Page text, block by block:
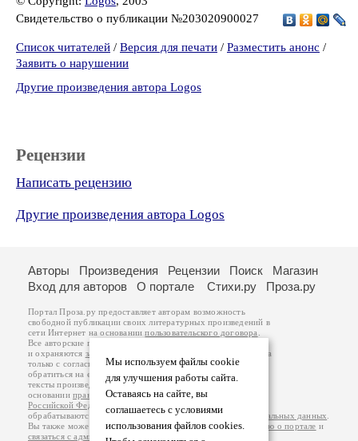
Свидетельство о публикации №203020900027
Список читателей / Версия для печати / Разместить анонс /
Заявить о нарушении
Другие произведения автора Logos
Рецензии
Написать рецензию
Другие произведения автора Logos
Мы используем файлы cookie
для улучшения работы сайта.
Оставаясь на сайте, вы
соглашаетесь с условиями
использования файлов cookies.
Авторы Произведения Рецензии Поиск
Магазин
Вход для авторов
О портале Стихи.ру Проза.ру
Портал Проза.ру предоставляет авторам возможность
свободной публикации своих литературных произведений в
сети Интернет на основаниипользовательского договора
Все авторские права на произведения принадлежат авторам
и охраняются законом
. Перепечатка произведений возможна
только с согласия его автора, к которому вы можете
обратиться на его авторской странице. Ответственность за
тексты произведений авторы несут самостоятельно на
основанииправил публикацииизаконодательства
Российской Федерации
обрабатываются на основанииПолитики обработки персональных данных
Вы также можете посмотреть более подробнуюинформацию о портале и
связаться с администрацией